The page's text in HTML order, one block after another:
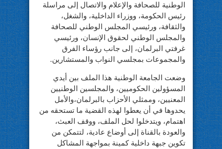
الوطنية للصحافة والإعلام والاتصال إلى مراسلة
رئيس الحكومة، ووزراء الداخلية، والشغل،
والثقافة، ورئيسي المجلس الوطني للصحافة
والمجلس الوطني لحقوق الإنسان، ورئيسي
غرفتي البرلمان، إلى جانب رؤساء الفرق
والمجموعات بمجلسي النواب والمستشارين.
وضعت الجامعة الوطنية هذا الملف بين أيدي
المسؤولين الحكوميين، والمجلسين الوطنيين
المعنيين، وممثلي الأحزاب بالبرلمان،والأمل
يحدوها في أن يعطوا لهذه القضية ما تستحقه من
اهتمام، ويتدخلوا لحل الملف، ووقف العبث،
والعودة بالقناة إلى أوضاع عادية، لتتمكن من
تكوين جبهة داخلية كمينة بمواجهة المشاكل